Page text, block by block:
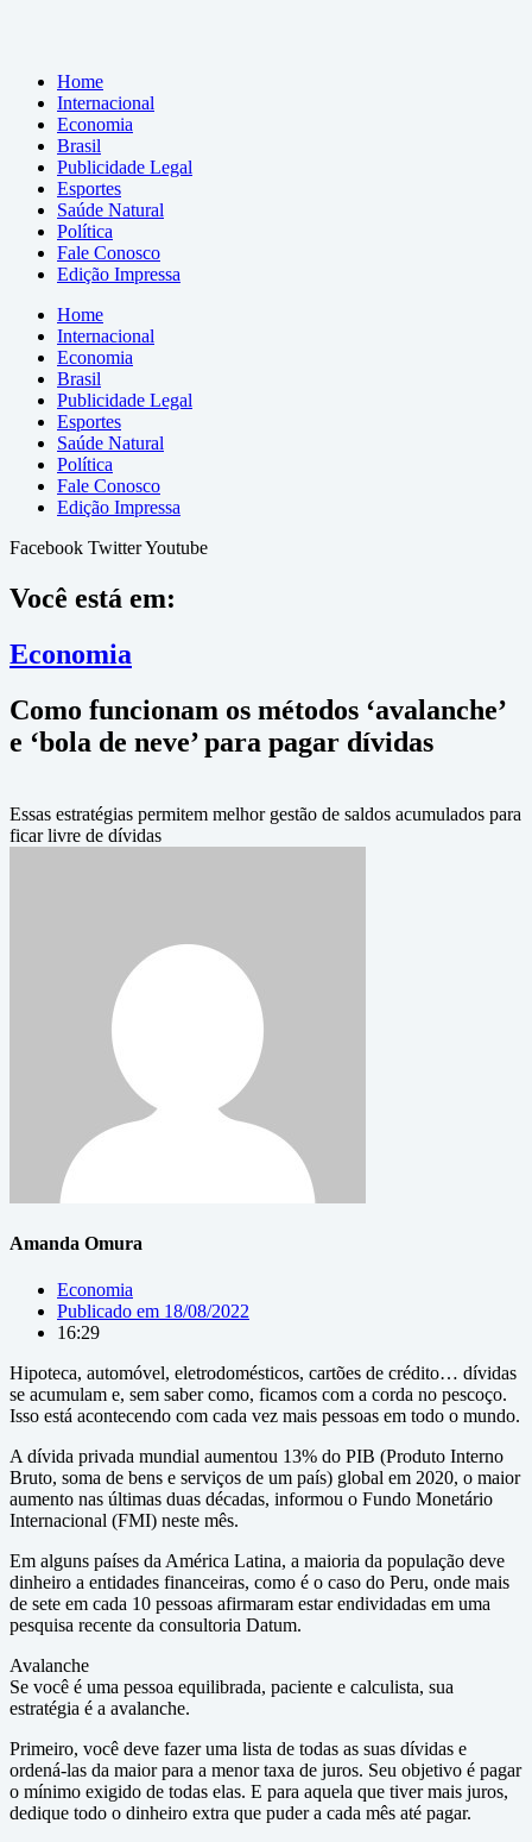
Home
Internacional
Economia
Brasil
Publicidade Legal
Esportes
Saúde Natural
Política
Fale Conosco
Edição Impressa
Home
Internacional
Economia
Brasil
Publicidade Legal
Esportes
Saúde Natural
Política
Fale Conosco
Edição Impressa
Facebook TwitterYoutube
Você está em:
Economia
Como funcionam os métodos ‘avalanche’
e ‘bola de neve’ para pagar dívidas
Essas estratégias permitem melhor gestão de saldos acumulados para
ficar livre de dívidas
Amanda Omura
Economia
Publicado em 18/08/2022
16:29
Hipoteca, automóvel, eletrodomésticos, cartões de crédito… dívidas
se acumulam e, sem saber como, ficamos com a corda no pescoço.
Isso está acontecendo com cada vez mais pessoas em todo o mundo.
A dívida privada mundial aumentou 13% do PIB (Produto Interno
Bruto, soma de bens e serviços de um país) global em 2020, o maior
aumento nas últimas duas décadas, informou o Fundo Monetário
Internacional (FMI) neste mês.
Em alguns países da América Latina, a maioria da população deve
dinheiro a entidades financeiras, como é o caso do Peru, onde mais
de sete em cada 10 pessoas afirmaram estar endividadas em uma
pesquisa recente da consultoria Datum.
Avalanche
Se você é uma pessoa equilibrada, paciente e calculista, sua
estratégia é a avalanche.
Primeiro, você deve fazer uma lista de todas as suas dívidas e
ordená-las da maior para a menor taxa de juros. Seu objetivo é pagar
o mínimo exigido de todas elas. E para aquela que tiver mais juros,
dedique todo o dinheiro extra que puder a cada mês até pagar.